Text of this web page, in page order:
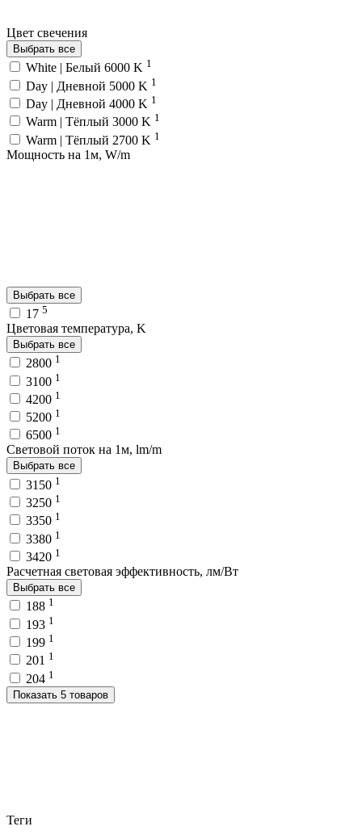
Цвет свечения
Выбрать все
White | Белый 6000 K 1
Day | Дневной 5000 K 1
Day | Дневной 4000 K 1
Warm | Тёплый 3000 K 1
Warm | Тёплый 2700 K 1
Мощность на 1м, W/m
Выбрать все
17 5
Цветовая температура, K
Выбрать все
2800 1
3100 1
4200 1
5200 1
6500 1
Световой поток на 1м, lm/m
Выбрать все
3150 1
3250 1
3350 1
3380 1
3420 1
Расчетная световая эффективность, лм/Вт
Выбрать все
188 1
193 1
199 1
201 1
204 1
Показать 5 товаров
Теги